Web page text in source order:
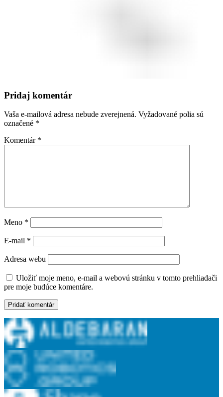
Pridaj komentár
Vaša e-mailová adresa nebude zverejnená. Vyžadované polia sú
označené *
Komentár *
Meno *
E-mail *
Adresa webu
Uložiť moje meno, e-mail a webovú stránku v tomto prehliadači
pre moje budúce komentáre.